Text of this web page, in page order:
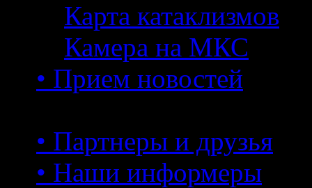
Карта катаклизмов
Камера на МКС
• Прием новостей
• Партнеры и друзья
• Наши информеры